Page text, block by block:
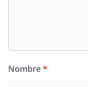
Nombre*